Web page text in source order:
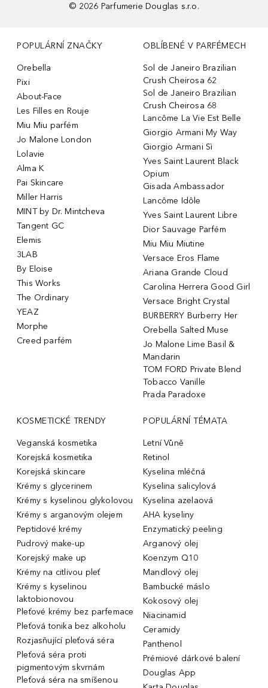
© 2026 Parfumerie Douglas s.r.o.
POPULÁRNÍ ZNAČKY
Orebella
Pixi
About-Face
Les Filles en Rouje
Miu Miu parfém
Jo Malone London
Lolavie
Alma K
Pai Skincare
Miller Harris
MINT by Dr. Mintcheva
Tangent GC
Elemis
3LAB
By Eloise
This Works
The Ordinary
YEAZ
Morphe
Creed parfém
OBLÍBENÉ V PARFÉMECH
Sol de Janeiro Brazilian
Crush Cheirosa 62
Sol de Janeiro Brazilian
Crush Cheirosa 68
Lancôme La Vie Est Belle
Giorgio Armani My Way
Giorgio Armani Sì
Yves Saint Laurent Black
Opium
Gisada Ambassador
Lancôme Idôle
Yves Saint Laurent Libre
Dior Sauvage Parfém
Miu Miu Miutine
Versace Eros Flame
Ariana Grande Cloud
Carolina Herrera Good Girl
Versace Bright Crystal
BURBERRY Burberry Her
Orebella Salted Muse
Jo Malone Lime Basil &
Mandarin
TOM FORD Private Blend
Tobacco Vanille
Prada Paradoxe
KOSMETICKÉ TRENDY
Veganská kosmetika
Korejská kosmetika
Korejská skincare
Krémy s glycerinem
Krémy s kyselinou glykolovou
Krémy s arganovým olejem
Peptidové krémy
Pudrový make-up
Korejský make up
Krémy na citlivou pleť
Krémy s kyselinou
laktobionovou
Pleťové krémy bez parfemace
Pleťová tonika bez alkoholu
Rozjasňující pleťová séra
Pleťová séra proti
pigmentovým skvrnám
Pleťová séra na smíšenou
POPULÁRNÍ TÉMATA
Letní Vůně
Retinol
Kyselina mléčná
Kyselina salicylová
Kyselina azelaová
AHA kyseliny
Enzymatický peeling
Arganový olej
Koenzym Q10
Mandlový olej
Bambucké máslo
Kokosový olej
Niacinamid
Ceramidy
Panthenol
Prémiové dárkové balení
Douglas App